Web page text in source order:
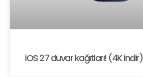
iOS 27 duvar kağıtları! (4K indir)